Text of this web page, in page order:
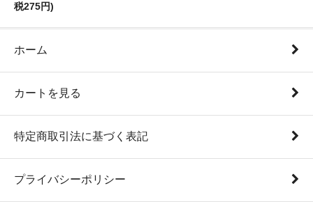
税275円)
ホーム
カートを見る
特定商取引法に基づく表記
プライバシーポリシー